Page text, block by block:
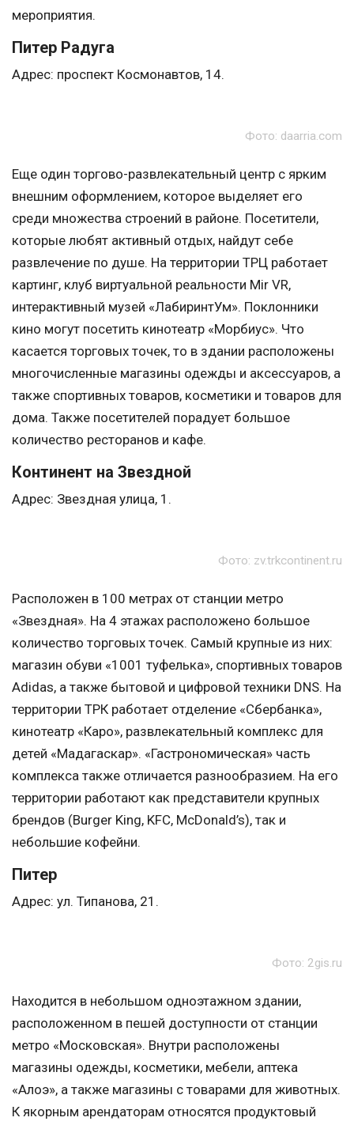
мероприятия.
Питер Радуга
Адрес: проспект Космонавтов, 14.
Фото: daarria.com
Еще один торгово-развлекательный центр с ярким
внешним оформлением, которое выделяет его
среди множества строений в районе. Посетители,
которые любят активный отдых, найдут себе
развлечение по душе. На территории ТРЦ работает
картинг, клуб виртуальной реальности Mir VR,
интерактивный музей «ЛабиринтУм». Поклонники
кино могут посетить кинотеатр «Морбиус». Что
касается торговых точек, то в здании расположены
многочисленные магазины одежды и аксессуаров, а
также спортивных товаров, косметики и товаров для
дома. Также посетителей порадует большое
количество ресторанов и кафе.
Континент на Звездной
Адрес: Звездная улица, 1.
Фото: zv.trkcontinent.ru
Расположен в 100 метрах от станции метро
«Звездная». На 4 этажах расположено большое
количество торговых точек. Самый крупные из них:
магазин обуви «1001 туфелька», спортивных товаров
Adidas, а также бытовой и цифровой техники DNS. На
территории ТРК работает отделение «Сбербанка»,
кинотеатр «Каро», развлекательный комплекс для
детей «Мадагаскар». «Гастрономическая» часть
комплекса также отличается разнообразием. На его
территории работают как представители крупных
брендов (Burger King, KFC, McDonald’s), так и
небольшие кофейни.
Питер
Адрес: ул. Типанова, 21.
Фото: 2gis.ru
Находится в небольшом одноэтажном здании,
расположенном в пешей доступности от станции
метро «Московская». Внутри расположены
магазины одежды, косметики, мебели, аптека
«Алоэ», а также магазины с товарами для животных.
К якорным арендаторам относятся продуктовый